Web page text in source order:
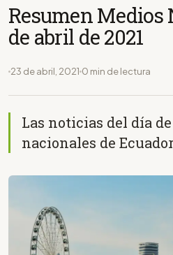
Resumen Medios
de abril de 2021
23 de abril, 2021 0 min de lectura
Las noticias del día
nacionales de Ecuador